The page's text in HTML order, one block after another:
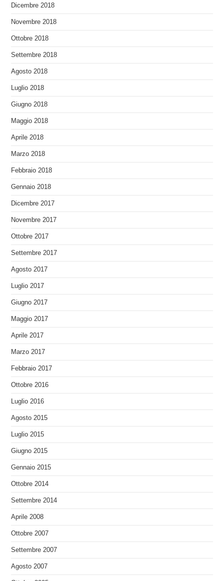
Dicembre 2018
Novembre 2018
Ottobre 2018
Settembre 2018
Agosto 2018
Luglio 2018
Giugno 2018
Maggio 2018
Aprile 2018
Marzo 2018
Febbraio 2018
Gennaio 2018
Dicembre 2017
Novembre 2017
Ottobre 2017
Settembre 2017
Agosto 2017
Luglio 2017
Giugno 2017
Maggio 2017
Aprile 2017
Marzo 2017
Febbraio 2017
Ottobre 2016
Luglio 2016
Agosto 2015
Luglio 2015
Giugno 2015
Gennaio 2015
Ottobre 2014
Settembre 2014
Aprile 2008
Ottobre 2007
Settembre 2007
Agosto 2007